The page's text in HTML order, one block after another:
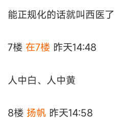
能正规化的话就叫西医了
7楼 在7楼 昨天14:48
人中白、人中黄
8楼 扬帆 昨天14:58